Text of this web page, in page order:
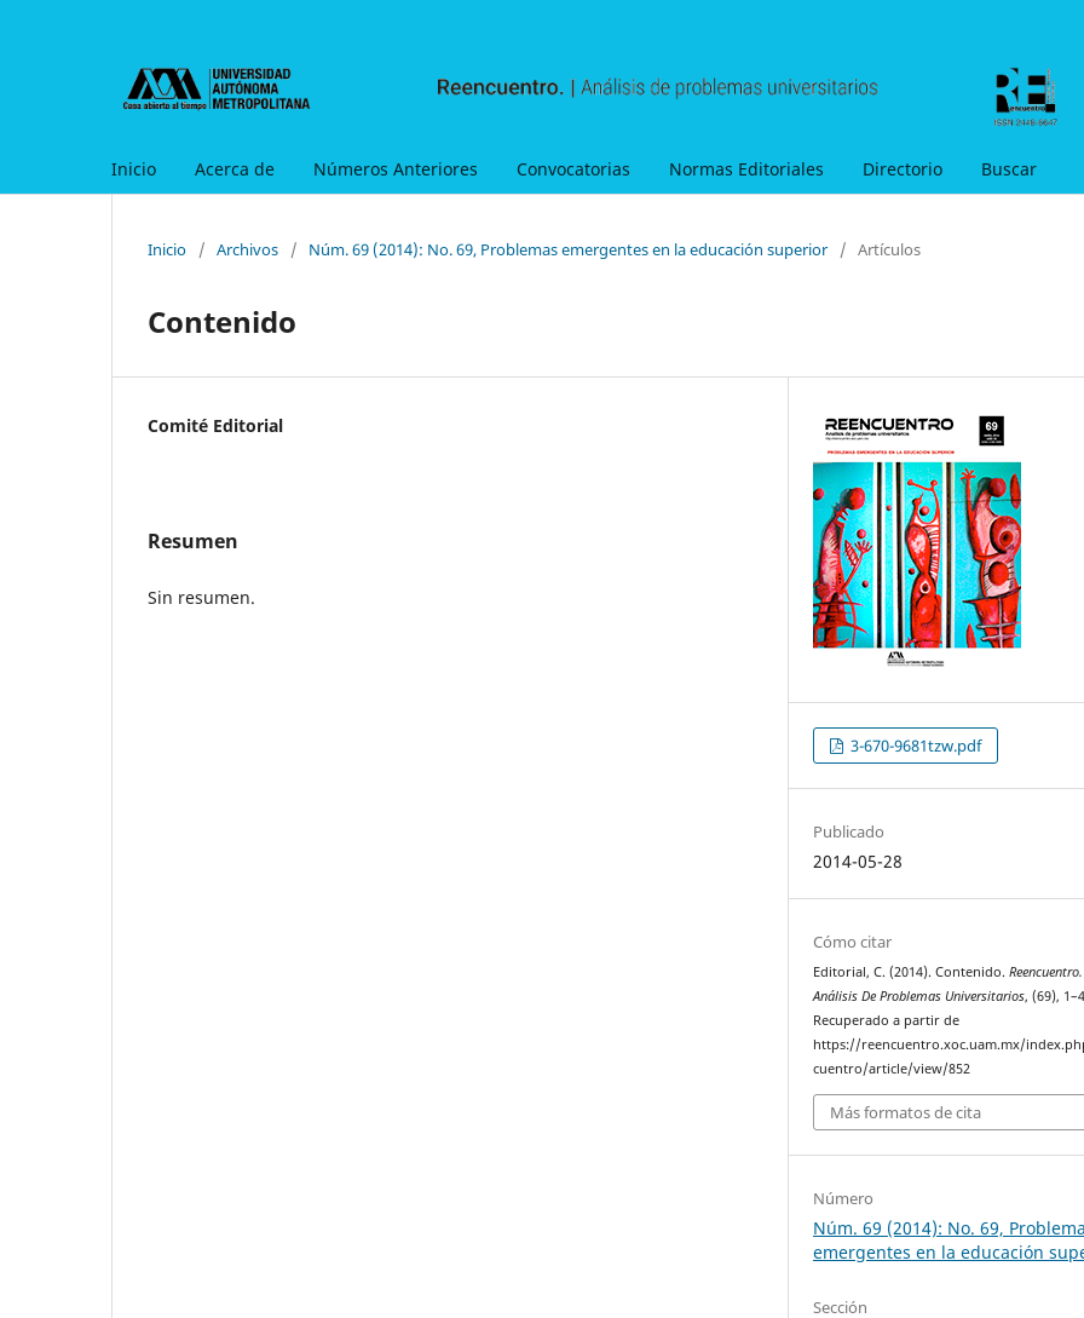
Inicio Acerca de Números Anteriores Convocatorias Normas Editoriales Directorio Buscar
Inicio / Archivos / Núm. 69 (2014): No. 69, Problemas emergentes en la educación superior / Artículos
Contenido
Comité Editorial
Resumen
Sin resumen.
3-670-9681tzw.pdf
Publicado
2014-05-28
Cómo citar
Editorial, C. (2014). Contenido.Reencuentro.
Análisis De Problemas Universitarios, (69),
Recuperado a partir de
https://reencuentro.xoc.uam.mx/
cuentro/article/view/852
Más formatos de cita
Número
Núm. 69 (2014): No. 69,
emergentes en la educación
Sección